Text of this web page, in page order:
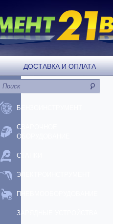
ДОСТАВКА И ОПЛАТА
БЕНЗОИНСТРУМЕНТ
СВАРОЧНОЕ
ОБОРУДОВАНИЕ
СТАНКИ
ЭЛЕКТРОИНСТРУМЕНТ
ПНЕВМООБОРУДОВАНИЕ
ЗАРЯДНЫЕ УСТРОЙСТВА